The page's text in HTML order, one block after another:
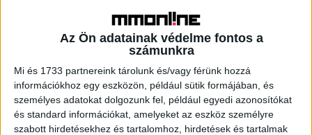
Az Ön adatainak védelme fontos a
számunkra
Mi és 1733 partnereink tárolunk és/vagy férünk hozzá
információkhoz egy eszközön, például sütik formájában, és
személyes adatokat dolgozunk fel, például egyedi azonosítókat
és standard információkat, amelyeket az eszköz személyre
szabott hirdetésekhez és tartalomhoz, hirdetések és tartalmak
Az erdészek ugyanakkor azt is megerősítették, hogy bár
még mindig rendszeresen fellelhetőek a túravonalakon
hagyott PET palackok, papír zsebkendők, vagy
ételmaradék, egyre több környezettudatos túrázó érkezik
az erdőkbe.